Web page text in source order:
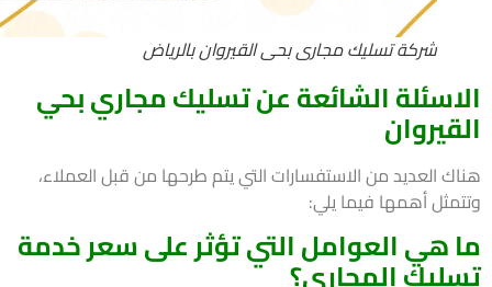
شركة تسليك مجارى بحى القيروان بالرياض
الشائعة عن تسليك مجاري بحي
العديد من الاستفسارات التي يتم طرحها من قبل العملاء،
أهمها فيما يلي:
هي العوامل التي تؤثر على سعر خدمة
المجاري؟